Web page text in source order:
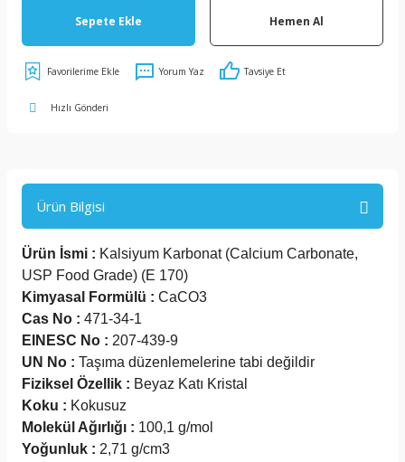
Sepete Ekle Hemen Al
Yorum Yaz Tavsiye Et
Hızlı Gönderi
Ürün Bilgisi
Ürün İsmi : Kalsiyum Karbonat (Calcium Carbonate,
USP Food Grade) (E 170)
Kimyasal Formülü : CaCO3
Cas No : 471-34-1
EINESC No : 207-439-9
UN No : Taşıma düzenlemelerine tabi değildir
Fiziksel Özellik : Beyaz Katı Kristal
Koku : Kokusuz
Molekül Ağırlığı : 100,1 g/mol
Yoğunluk : 2,71 g/cm3